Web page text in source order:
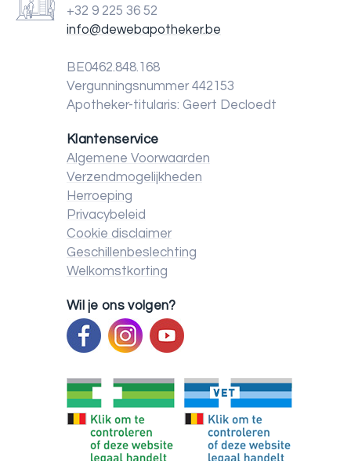
+32 9 225 36 52
info@dewebapotheker.be
BE0462.848.168
Vergunningsnummer 442153
Apotheker-titularis: Geert Decloedt
Klantenservice
Algemene Voorwaarden
Verzendmogelijkheden
Herroeping
Privacybeleid
Cookie disclaimer
Geschillenbeslechting
Welkomstkorting
Wil je ons volgen?